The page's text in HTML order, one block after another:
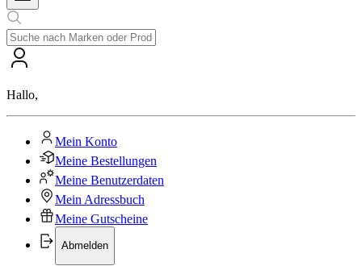
Hallo,
Mein Konto
Meine Bestellungen
Meine Benutzerdaten
Mein Adressbuch
Meine Gutscheine
Abmelden